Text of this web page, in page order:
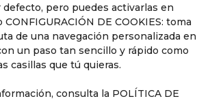
pero puedes activarlas en
DE COOKIES: toma
de una navegación personalizada en
un paso tan sencillo y rápido como
casillas que tú quieras.
consulta la POLÍTICA DE